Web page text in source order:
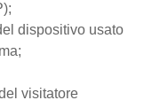
dispositivo usato
visitatore